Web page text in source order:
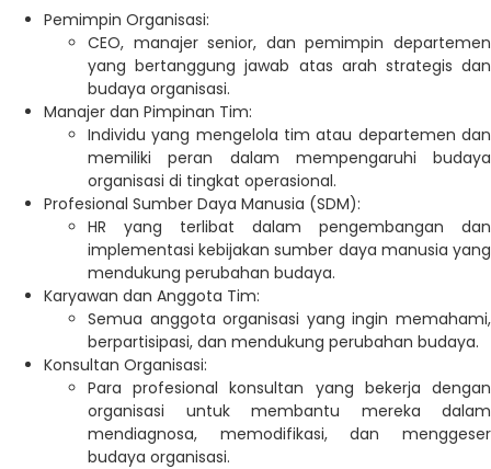
Pemimpin Organisasi:
CEO, manajer senior, dan pemimpin departemen
yang bertanggung jawab atas arah strategis dan
budaya organisasi.
Manajer dan Pimpinan Tim:
Individu yang mengelola tim atau departemen dan
memiliki peran dalam mempengaruhi budaya
organisasi di tingkat operasional.
Profesional Sumber Daya Manusia (SDM):
HR yang terlibat dalam pengembangan dan
implementasi kebijakan sumber daya manusia yang
mendukung perubahan budaya.
Karyawan dan Anggota Tim:
Semua anggota organisasi yang ingin memahami,
berpartisipasi, dan mendukung perubahan budaya.
Konsultan Organisasi:
Para profesional konsultan yang bekerja dengan
organisasi untuk membantu mereka dalam
mendiagnosa, memodifikasi, dan menggeser
budaya organisasi.